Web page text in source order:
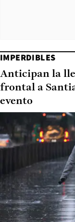
IMPERDIBLES
Anticipan la
frontal a
evento